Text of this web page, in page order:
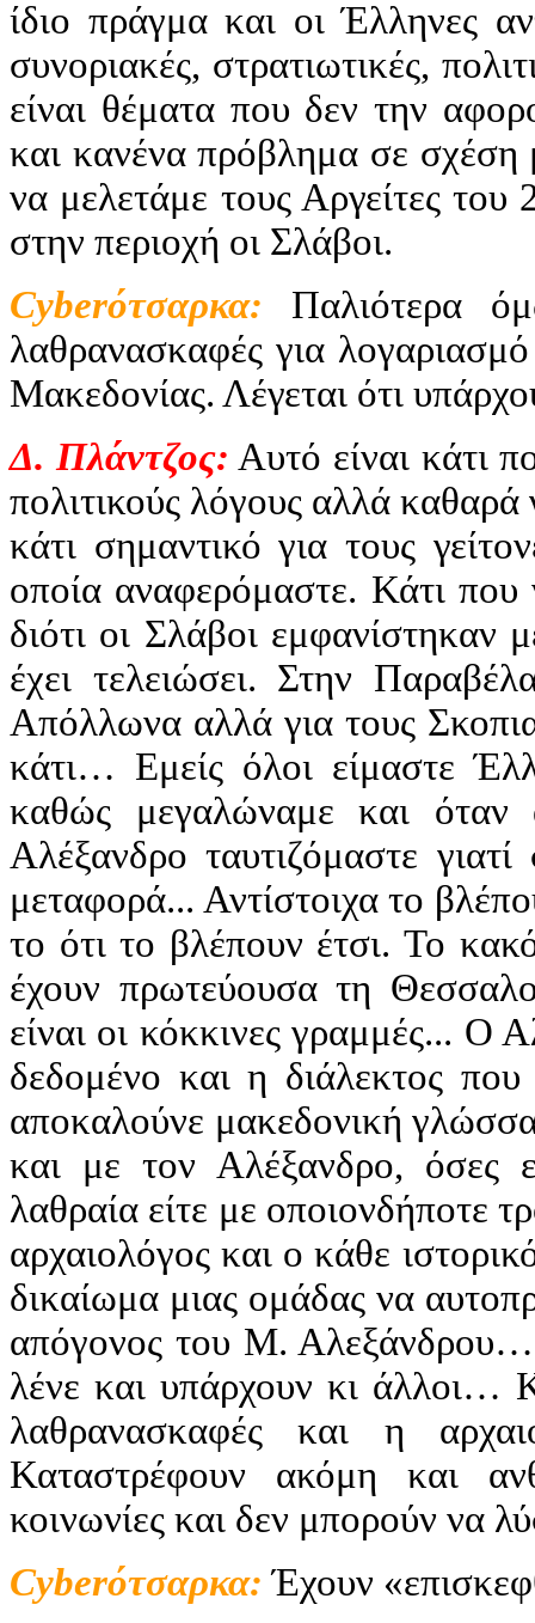
ίδιο πράγμα και οι Έλληνες
συνοριακές, στρατιωτικές,
είναι θέματα που δεν την
και κανένα πρόβλημα σε
να μελετάμε τους Αργείτες
στην περιοχή οι Σλάβοι.
Cyberότσαρκα:
Παλιότερα
λαθρανασκαφές για
Μακεδονίας. Λέγεται ότι
Δ. Πλάντζος: Αυτό είναι κάτι
πολιτικούς λόγους αλλά καθαρά
κάτι σημαντικό για τους
οποία αναφερόμαστε. Κάτι
διότι οι Σλάβοι
έχει τελειώσει. Στην
Απόλλωνα αλλά για τους
κάτι… Εμείς όλοι είμαστε
καθώς μεγαλώναμε και
Αλέξανδρο ταυτιζόμαστε
μεταφορά... Αντίστοιχα το
το ότι το βλέπουν έτσι. Το
έχουν πρωτεύουσα τη
είναι οι κόκκινες γραμμές... Ο
δεδομένο και η διάλεκτος
αποκαλούνε μακεδονική
και με τον Αλέξανδρο, όσες
λαθραία είτε με οποιονδήποτε
αρχαιολόγος και ο κάθε
δικαίωμα μιας ομάδας να
απόγονος του Μ.
λένε και υπάρχουν κι άλλοι…
λαθρανασκαφές και η
Καταστρέφουν ακόμη και
κοινωνίες και δεν μπορούν να
Cyberότσαρκα: Έχουν